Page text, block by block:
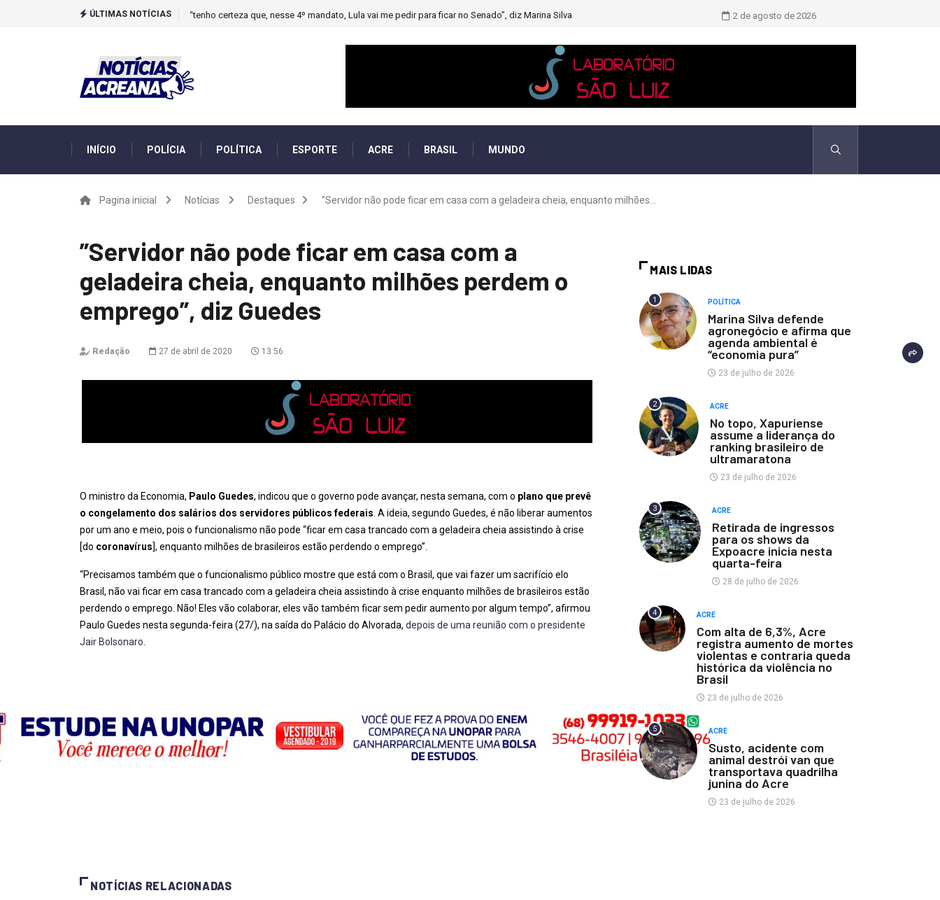
ÚLTIMAS NOTÍCIAS “tenho certeza que, nesse 4º mandato, Lula vai me pedir para ficar no Senado”, diz Marina Silva Novo boletim indica El Niño ‘muito
2 de agosto de 2026
INÍCIO POLÍCIA POLÍTICA ESPORTE ACRE BRASIL MUNDO
Pagina inicial Notícias Destaques ”Servidor não pode ficar em casa com a geladeira cheia, enquanto milhões...
”Servidor não pode ficar em casa com a
geladeira cheia, enquanto milhões perdem o
emprego”, diz Guedes
Redação 27 de abril de 2020 13:56
O ministro da Economia, Paulo Guedes, indicou que o governo pode avançar, nesta semana, com o plano que prevê
o congelamento dos salários dos servidores públicos federais . A ideia, segundo Guedes, é não liberar aumentos
por um ano e meio, pois o funcionalismo não pode “ficar em casa trancado com a geladeira cheia assistindo à crise
[do coronavírus], enquanto milhões de brasileiros estão perdendo o emprego”.
“Precisamos também que o funcionalismo público mostre que está com o Brasil, que vai fazer um sacrifício elo
Brasil, não vai ficar em casa trancado com a geladeira cheia assistindo à crise enquanto milhões de brasileiros estão
perdendo o emprego. Não! Eles vão colaborar, eles vão também ficar sem pedir aumento por algum tempo”, afirmou
Paulo Guedes nesta segunda-feira (27/), na saída do Palácio do Alvorada, depois de uma reunião com o presidente
Jair Bolsonaro
NOTÍCIAS RELACIONADAS
MAIS LIDAS
1 POLÍTICA
Marina Silva defende
agronegócio e afirma que
agenda ambiental é
“economia pura”
23 de julho de 2026
2 ACRE
No topo, Xapuriense
assume a liderança do
ranking brasileiro de
ultramaratona
23 de julho de 2026
3 ACRE
Retirada de ingressos
para os shows da
Expoacre inicia nesta
quarta-feira
28 de julho de 2026
4 ACRE
Com alta de 6,3%, Acre
registra aumento de mortes
violentas e contraria queda
histórica da violência no
Brasil
23 de julho de 2026
5 ACRE
Susto, acidente com
animal destrói van que
transportava quadrilha
junina do Acre
23 de julho de 2026